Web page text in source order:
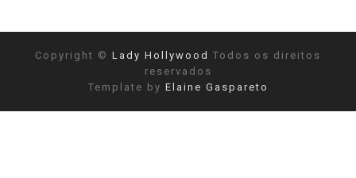
Copyright © Lady Hollywood Todos os direitos
reservados
Template by Elaine Gaspareto